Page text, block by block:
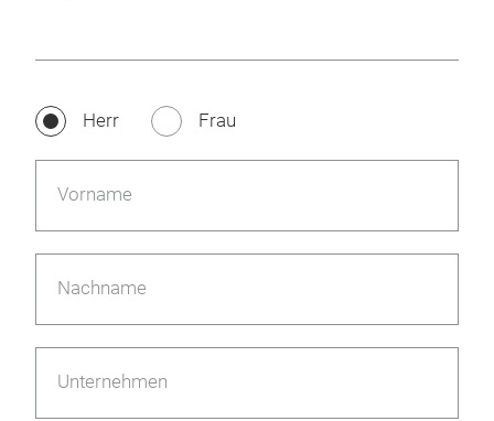
Herr Frau
Vorname
Nachname
Unternehmen